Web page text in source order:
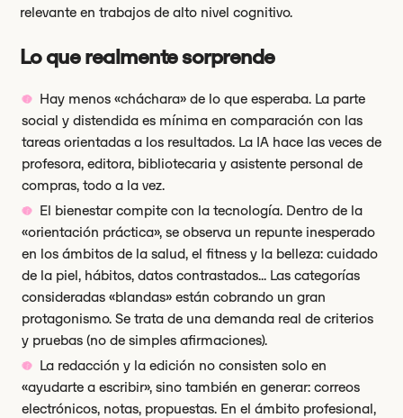
relevante en trabajos de alto nivel cognitivo.
Lo que realmente sorprende
Hay menos «cháchara» de lo que esperaba. La parte
social y distendida es mínima en comparación con las
tareas orientadas a los resultados. La IA hace las veces de
profesora, editora, bibliotecaria y asistente personal de
compras, todo a la vez.
El bienestar compite con la tecnología. Dentro de la
«orientación práctica», se observa un repunte inesperado
en los ámbitos de la salud, el fitness y la belleza: cuidado
de la piel, hábitos, datos contrastados... Las categorías
consideradas «blandas» están cobrando un gran
protagonismo. Se trata de una demanda real de criterios
y pruebas (no de simples afirmaciones).
La redacción y la edición no consisten solo en
«ayudarte a escribir», sino también en generar: correos
electrónicos, notas, propuestas. En el ámbito profesional,